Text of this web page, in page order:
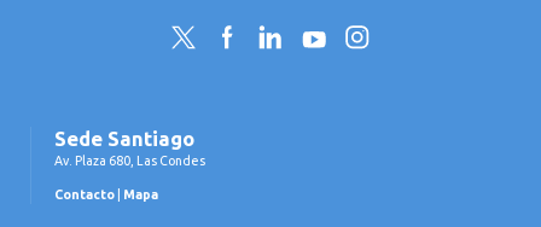
Twitter FacebookLinkedInYouTubeInstagram
Sede Santiago
Av. Plaza 680, Las Condes
Contacto Mapa